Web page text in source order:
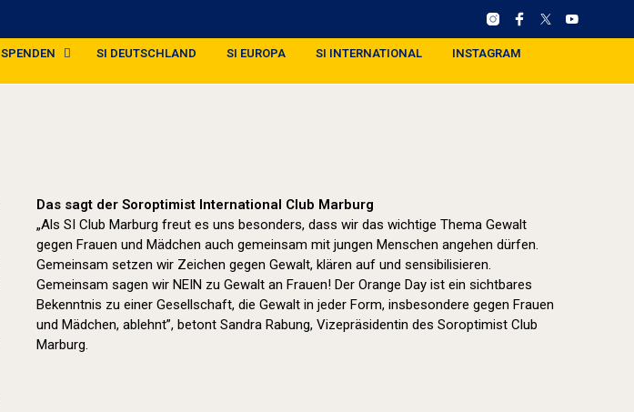
SPENDEN SI DEUTSCHLAND SI EUROPA SI INTERNATIONAL
INSTAGRAM
Das sagt der Soroptimist International Club Marburg
„Als SI Club Marburg freut es uns besonders, dass wir das wichtige Thema Gewalt
gegen Frauen und Mädchen auch gemeinsam mit jungen Menschen angehen dürfen.
Gemeinsam setzen wir Zeichen gegen Gewalt, klären auf und sensibilisieren.
Gemeinsam sagen wir NEIN zu Gewalt an Frauen! Der Orange Day ist ein sichtbares
Bekenntnis zu einer Gesellschaft, die Gewalt in jeder Form, insbesondere gegen Frauen
und Mädchen, ablehnt”, betont Sandra Rabung, Vizepräsidentin des Soroptimist Club
Marburg.